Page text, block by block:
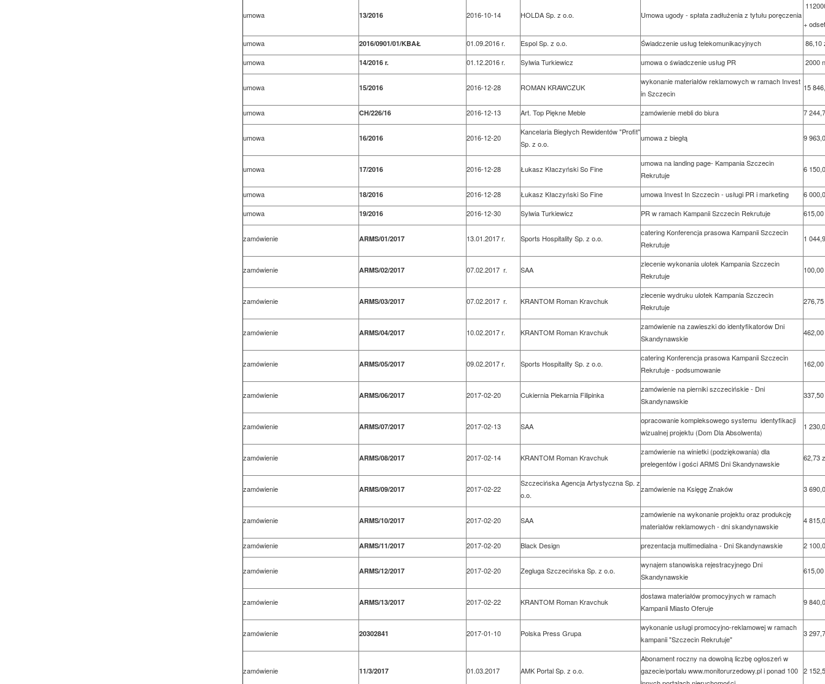
umowa 13/2016 2016-10-14 HOLDA Sp. z o.o. Umowa ugody - spłata zadłużenia z tytułu poręczenia
+
umowa
2016/0901/01/KBAŁ 01.09.2016 r. Espol Sp. z o.o. Świadczenie usług telekomunikacyjnych
86,10
umowa
14/2016 r. 01.12.2016 r. Sylwia Turkiewicz umowa o świadczenie usług PR 2000
umowa 15/2016 2016-12-28 ROMAN KRAWCZUK
wykonanie materiałów reklamowych w ramach Invest
in Szczecin
15
umowa CH/226/16 2016-12-13 Art. Top Piękne Meble zamówienie mebli do biura 7
umowa 16/2016 2016-12-20
Kancelaria Biegłych Rewidentów "Profit"
Sp. z o.o.
umowa z biegłą 9
umowa 17/2016 2016-12-28 Łukasz Kłaczyński So Fine
umowa na landing page- Kampania Szczecin
Rekrutuje
6
umowa 18/2016 2016-12-28 Łukasz Kłaczyński So Fine umowa Invest In Szczecin - usługi PR i marketing
6
umowa
19/2016 2016-12-30 Sylwia Turkiewicz PR w ramach Kampanii Szczecin Rekrutuje 615,00
zamówienie ARMS/01/2017 13.01.2017 r. Sports Hospitality Sp. z o.o.
catering Konferencja prasowa Kampanii Szczecin
Rekrutuje
1
zamówienie ARMS/02/2017 07.02.2017 r. SAA
zlecenie wykonania ulotek Kampania Szczecin
Rekrutuje
100,00
zamówienie ARMS/03/2017 07.02.2017 r. KRANTOM Roman Kravchuk
zlecenie wydruku ulotek Kampania Szczecin
Rekrutuje
276,75
zamówienie ARMS/04/2017 10.02.2017 r. KRANTOM Roman Kravchuk
zamówienie na zawieszki do identyfikatorów Dni
Skandynawskie
462,00
zamówienie ARMS/05/2017 09.02.2017 r. Sports Hospitality Sp. z o.o.
catering Konferencja prasowa Kampanii Szczecin
Rekrutuje - podsumowanie
162,00
zamówienie ARMS/06/2017 2017-02-20 Cukiernia Piekarnia Filipinka
zamówienie na pierniki szczecińskie - Dni
Skandynawskie
337,50
zamówienie ARMS/07/2017 2017-02-13 SAA
opracowanie kompleksowego systemu identyfikacji
wizualnej projektu (Dom Dla Absolwenta)
1
zamówienie ARMS/08/2017 2017-02-14 KRANTOM Roman Kravchuk
zamówienie na winietki (podziękowania) dla
prelegentów i gości ARMS Dni Skandynawskie
62,73
zamówienie ARMS/09/2017 2017-02-22
Szczecińska Agencja Artystyczna Sp. z
o.o.
zamówienie na Księgę Znaków 3
zamówienie ARMS/10/2017 2017-02-20 SAA
zamówienie na wykonanie projektu oraz produkcję
materiałów reklamowych - dni skandynawskie
4
zamówienie ARMS/11/2017 2017-02-20 Black Design prezentacja multimedialna - Dni Skandynawskie 2
zamówienie ARMS/12/2017 2017-02-20 Zegluga Szczecińska Sp. z o.o.
wynajem stanowiska rejestracyjnego Dni
Skandynawskie
615,00
zamówienie ARMS/13/2017 2017-02-22 KRANTOM Roman Kravchuk
dostawa materiałów promocyjnych w ramach
Kampanii Miasto Oferuje
9
zamówienie 20302841 2017-01-10 Polska Press Grupa
wykonanie usługi promocyjno-reklamowej w ramach
kampanii "Szczecin Rekrutuje"
3
zamówienie 11/3/2017 01.03.2017 AMK Portal Sp. z o.o.
Abonament roczny na dowolną liczbę ogłoszeń w
gazecie/portalu www.monitorurzedowy.pl i ponad 100 2